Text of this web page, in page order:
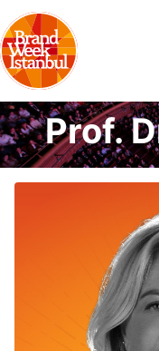
Prof.